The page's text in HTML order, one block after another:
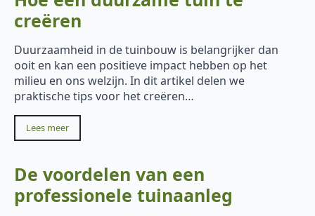
creëren
Duurzaamheid in de tuinbouw is belangrijker dan
ooit en kan een positieve impact hebben op het
milieu en ons welzijn. In dit artikel delen we
praktische tips voor het creëren…
Lees meer
De voordelen van een
professionele tuinaanleg